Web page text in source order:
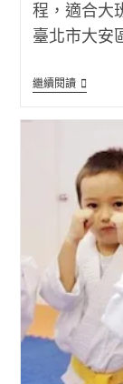
程，適合大
臺北市大安
繼續閱讀2026
夏
兒
童
營
(存
在
音
樂
東
門
店)